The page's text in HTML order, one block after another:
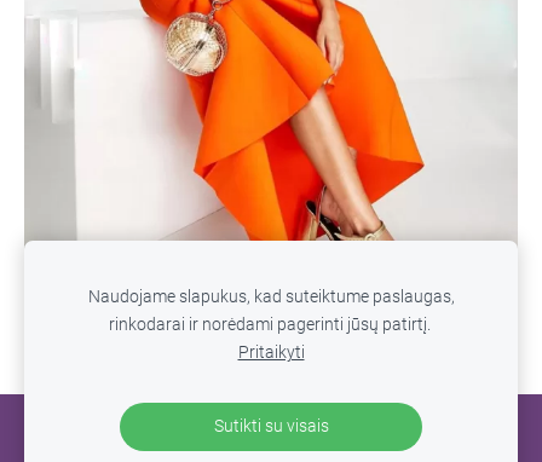
SLAPUKAI
Naudojame slapukus, kad suteiktume paslaugas,
rinkodarai ir norėdami pagerinti jūsų patirtį.
Pritaikyti
Sutikti su visais